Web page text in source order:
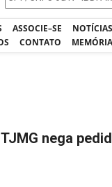
ASSOCIE–SE
CONTATO
nega